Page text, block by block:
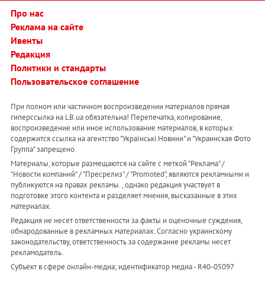
Про нас
Реклама на сайте
Ивенты
Редакция
Политики и стандарты
Пользовательское соглашение
При полном или частичном воспроизведении материалов прямая
гиперссылка на LB.ua обязательна! Перепечатка, копирование,
воспроизведение или иное использование материалов, в которых
содержится ссылка на агентство "Українськi Новини" и "Украинская Фото
Группа" запрещено.
Материалы, которые размещаются на сайте с меткой "Реклама" /
"Новости компаний" / "Пресрелиз" / "Promoted", являются рекламными и
публикуются на правах рекламы. , однако редакция участвует в
подготовке этого контента и разделяет мнения, высказанные в этих
материалах.
Редакция не несет ответственности за факты и оценочные суждения,
обнародованные в рекламных материалах. Согласно украинскому
законодательству, ответственность за содержание рекламы несет
рекламодатель.
Субъект в сфере онлайн-медиа; идентификатор медиа - R40-05097